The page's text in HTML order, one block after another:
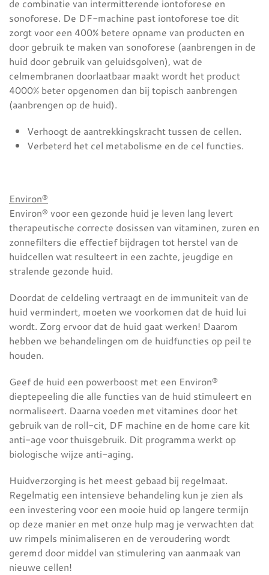
de combinatie van intermitterende iontoforese en
sonoforese. De DF-machine past iontoforese toe dit
zorgt voor een 400% betere opname van producten en
door gebruik te maken van sonoforese (aanbrengen in de
huid door gebruik van geluidsgolven), wat de
celmembranen doorlaatbaar maakt wordt het product
4000% beter opgenomen dan bij topisch aanbrengen
(aanbrengen op de huid).
Verhoogt de aantrekkingskracht tussen de cellen.
Verbeterd het cel metabolisme en de cel functies.
Environ®
Environ® voor een gezonde huid je leven lang levert
therapeutische correcte dosissen van vitaminen, zuren en
zonnefilters die effectief bijdragen tot herstel van de
huidcellen wat resulteert in een zachte, jeugdige en
stralende gezonde huid.
Doordat de celdeling vertraagt en de immuniteit van de
huid vermindert, moeten we voorkomen dat de huid lui
wordt. Zorg ervoor dat de huid gaat werken! Daarom
hebben we behandelingen om de huidfuncties op peil te
houden.
Geef de huid een powerboost met een Environ®
dieptepeeling die alle functies van de huid stimuleert en
normaliseert. Daarna voeden met vitamines door het
gebruik van de roll-cit, DF machine en de home care kit
anti-age voor thuisgebruik. Dit programma werkt op
biologische wijze anti-aging.
Huidverzorging is het meest gebaad bij regelmaat.
Regelmatig een intensieve behandeling kun je zien als
een investering voor een mooie huid op langere termijn
op deze manier en met onze hulp mag je verwachten dat
uw rimpels minimaliseren en de veroudering wordt
geremd door middel van stimulering van aanmaak van
nieuwe cellen!